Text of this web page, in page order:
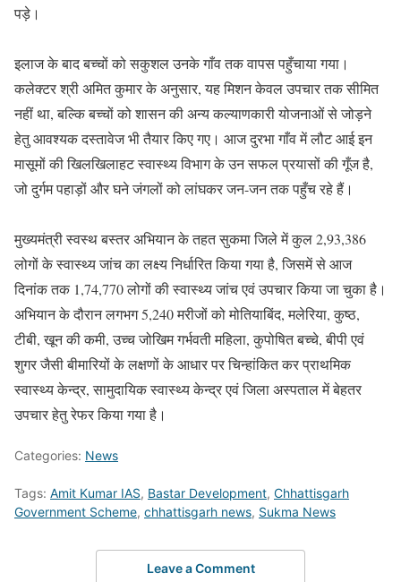
पड़े।
इलाज के बाद बच्चों को सकुशल उनके गाँव तक वापस पहुँचाया गया।
कलेक्टर श्री अमित कुमार के अनुसार, यह मिशन केवल उपचार तक सीमित
नहीं था, बल्कि बच्चों को शासन की अन्य कल्याणकारी योजनाओं से जोड़ने
हेतु आवश्यक दस्तावेज भी तैयार किए गए। आज दुरभा गाँव में लौट आई इन
मासूमों की खिलखिलाहट स्वास्थ्य विभाग के उन सफल प्रयासों की गूँज है,
जो दुर्गम पहाड़ों और घने जंगलों को लांघकर जन-जन तक पहुँच रहे हैं।
मुख्यमंत्री स्वस्थ बस्तर अभियान के तहत सुकमा जिले में कुल 2,93,386
लोगों के स्वास्थ्य जांच का लक्ष्य निर्धारित किया गया है, जिसमें से आज
दिनांक तक 1,74,770 लोगों की स्वास्थ्य जांच एवं उपचार किया जा चुका है।
अभियान के दौरान लगभग 5,240 मरीजों को मोतियाबिंद, मलेरिया, कुष्ठ,
टीबी, खून की कमी, उच्च जोखिम गर्भवती महिला, कुपोषित बच्चे, बीपी एवं
शुगर जैसी बीमारियों के लक्षणों के आधार पर चिन्हांकित कर प्राथमिक
स्वास्थ्य केन्द्र, सामुदायिक स्वास्थ्य केन्द्र एवं जिला अस्पताल में बेहतर
उपचार हेतु रेफर किया गया है।
Categories: News
Tags: Amit Kumar IAS, Bastar Development, Chhattisgarh
Government Scheme, chhattisgarh news, Sukma News
Leave a Comment